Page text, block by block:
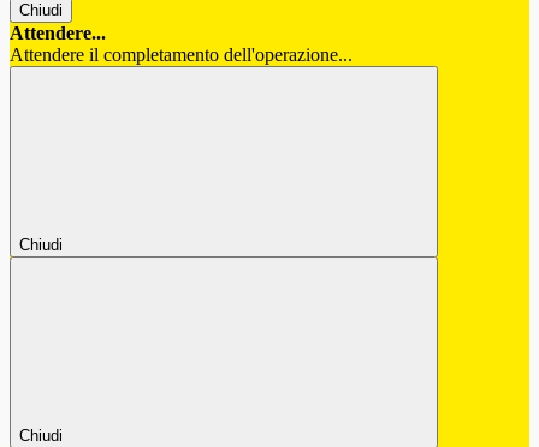
Chiudi
Attendere...
Attendere il completamento dell'operazione...
Chiudi
Chiudi